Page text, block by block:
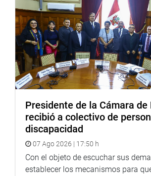
Agradecemos su difusión
Arequipa 30 de octubre del 2015
Mayor información: 987126891 /
Presidente de la Cámara de
recibió a colectivo de
discapacidad
07 Ago 2026 | 17:50 h
Con el objeto de escuchar sus
establecer los mecanismos para